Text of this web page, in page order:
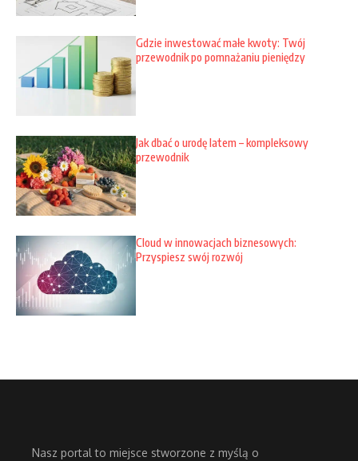
Gdzie inwestować małe kwoty: Twój
przewodnik po pomnażaniu pieniędzy
Jak dbać o urodę latem – kompleksowy
przewodnik
Cloud w innowacjach biznesowych:
Przyspiesz swój rozwój
Nasz portal to miejsce stworzone z myślą o